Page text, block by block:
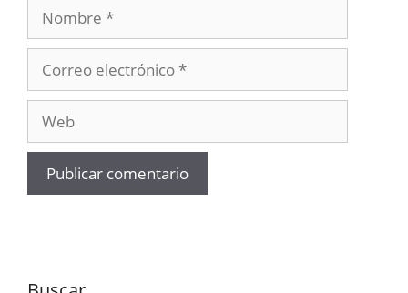
Nombre
electrónico